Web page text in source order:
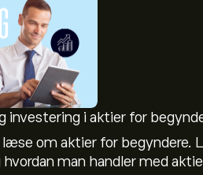
investering i aktier for
læse om aktier for
man handler med